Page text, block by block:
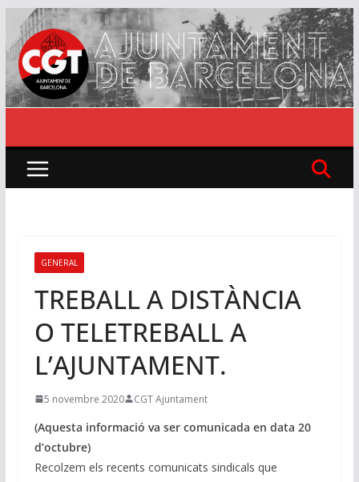
Skip
to
content
GENERAL
TREBALL A DISTÀNCIA
O TELETREBALL A
L’AJUNTAMENT.
5 novembre 2020 CGT Ajuntament
(Aquesta informació va ser comunicada en data 20
d’octubre)
Recolzem els recents comunicats sindicals que